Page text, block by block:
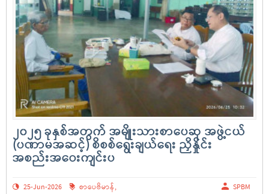
၂၀၂၅ ခုနှစ်အတွက် အမျိုးသားစာပေဆု အဖွဲ့ငယ်
(ပဏာမအဆင့်) စိစစ်ရွေးချယ်ရေး ညှိနှိုင်း
အစည်းအဝေးကျင်းပ
25-Jun-2026 စာပေဗိမာန်, SPBM